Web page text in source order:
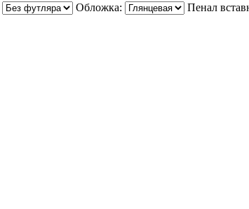
Обложка:
Пенал